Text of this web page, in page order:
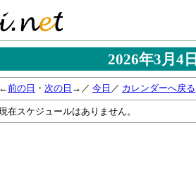
2026年3月
←前の日 ・ 次の日 →／ 今日 ／ カレンダーへ戻る
在スケジュールはありません。